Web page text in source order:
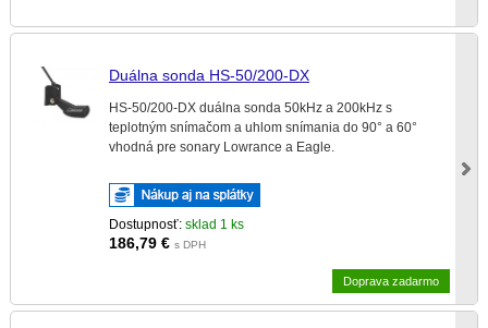
Duálna sonda HS-50/200-DX
HS-50/200-DX duálna sonda 50kHz a 200kHz s
teplotným snímačom a uhlom snímania do 90° a 60°
vhodná pre sonary Lowrance a Eagle.
Dostupnosť:sklad 1 ks
186,79 € s DPH
Doprava zadarmo